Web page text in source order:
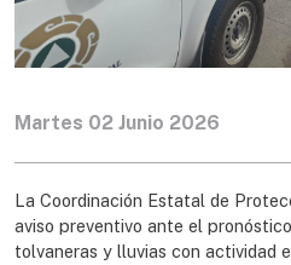
Martes 02 Junio 2026
La Coordinación Estatal de
aviso preventivo ante el
tolvaneras y lluvias con actividad